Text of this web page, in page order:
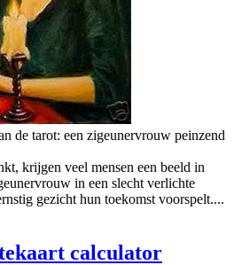
de tarot: een zigeunervrouw peinzend
krijgen veel mensen een beeld in
in een slecht verlichte
gezicht hun toekomst voorspelt....
calculator